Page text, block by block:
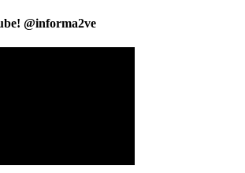
@informa2ve